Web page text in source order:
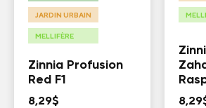
JARDIN URBAIN
MELLIFÈRE
Zinnia Profusion
Red F1
8,29$ 8,29